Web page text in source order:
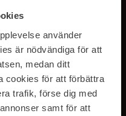
använder
är nödvändiga för att
medan ditt
cookies för att förbättra
trafik, förse dig med
samt för att
vårIntegritetspolicy.